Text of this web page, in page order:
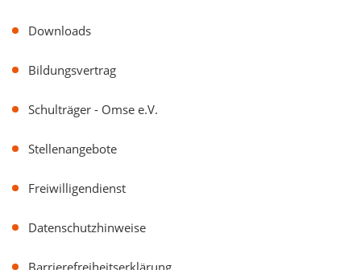
Downloads
Bildungsvertrag
Schulträger - Omse e.V.
Stellenangebote
Freiwilligendienst
Datenschutzhinweise
Barrierefreiheitserklärung